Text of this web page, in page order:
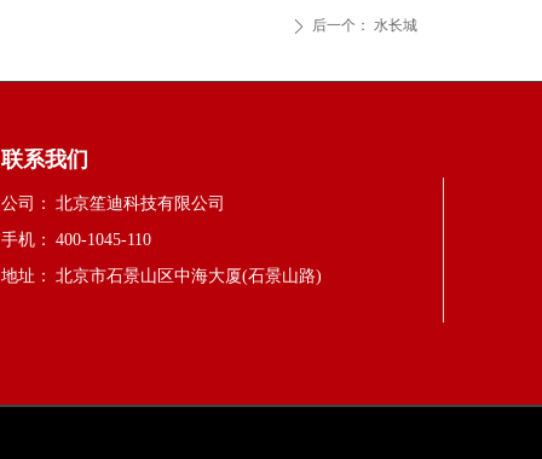
ꄲ 后一个： 水长城
联系我们
公司： 北京笙迪科技有限公司
手机： 400-1045-110
地址： 北京市石景山区中海大厦(石景山路)